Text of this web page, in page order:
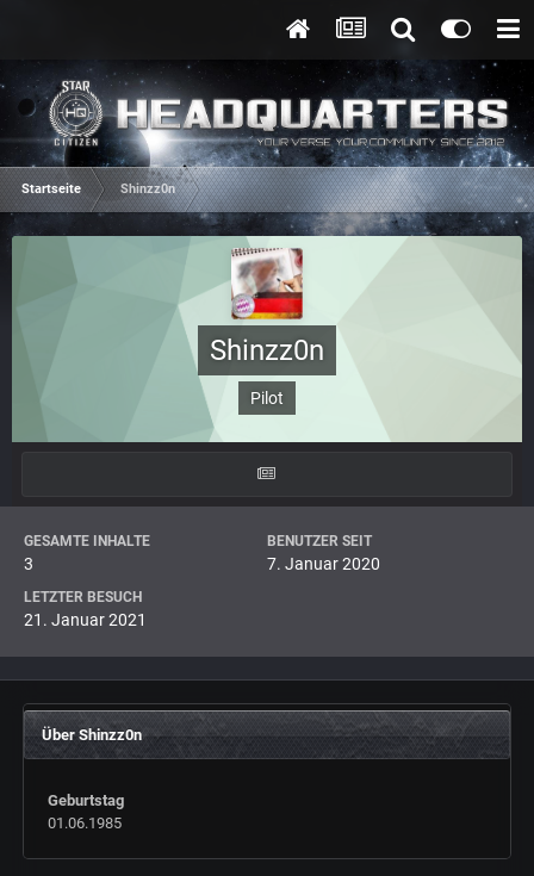
Startseite Shinzz0n
Shinzz0n
Pilot
GESAMTE INHALTE
3
BENUTZER SEIT
7. Januar 2020
LETZTER BESUCH
21. Januar 2021
Über Shinzz0n
Geburtstag
01.06.1985